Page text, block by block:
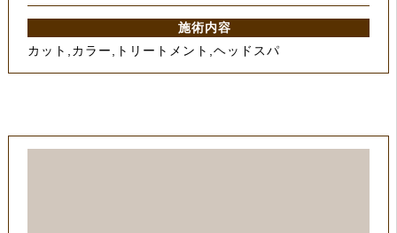
施術内容
カット,カラー,トリートメント,ヘッドスパ